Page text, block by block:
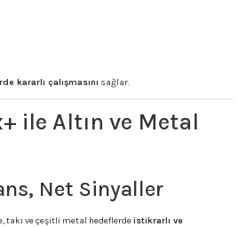
kararlı çalışmasını sağlar.
ile Altın ve Metal
Net Sinyaller
takı ve çeşitli metal hedeflerdeistikrarlı ve